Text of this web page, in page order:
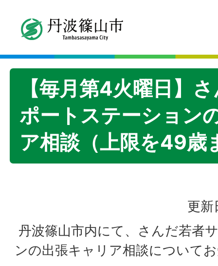
【毎月第4火曜日】
ポートステーション
ア相談（上限を49歳
更新
丹波篠山市内にて、さんだ若者
ンの出張キャリア相談について